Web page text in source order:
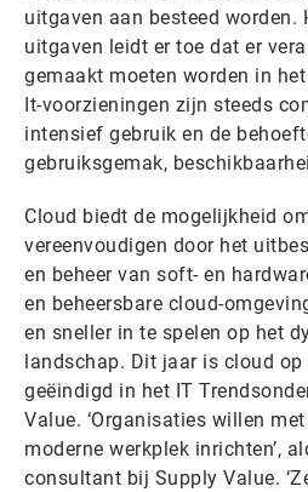
uitgaven aan besteed worden.
uitgaven leidt er toe dat er
gemaakt moeten worden in
It-voorzieningen zijn steeds
intensief gebruik en de
gebruiksgemak,
Cloud biedt de mogelijkheid
vereenvoudigen door het
en beheer van soft- en
en beheersbare cloud-
en sneller in te spelen op het
landschap. Dit jaar is cloud op
geëindigd in het IT
Value. ‘Organisaties willen
moderne werkplek inrichten’,
consultant bij Supply Value.